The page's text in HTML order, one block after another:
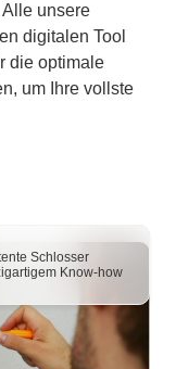
Schlosser
Know-how
unsere
digitalen Tool
die optimale
um Ihre vollste